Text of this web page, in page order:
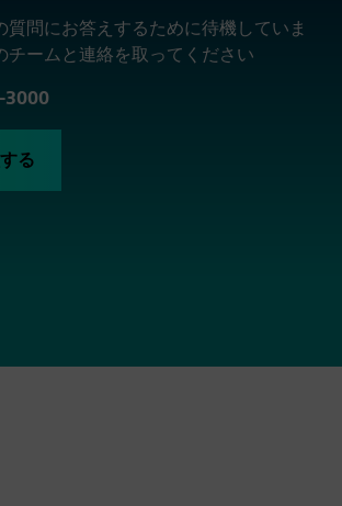
質問にお答えするために待機していま
チームと連絡を取ってください
3000
る